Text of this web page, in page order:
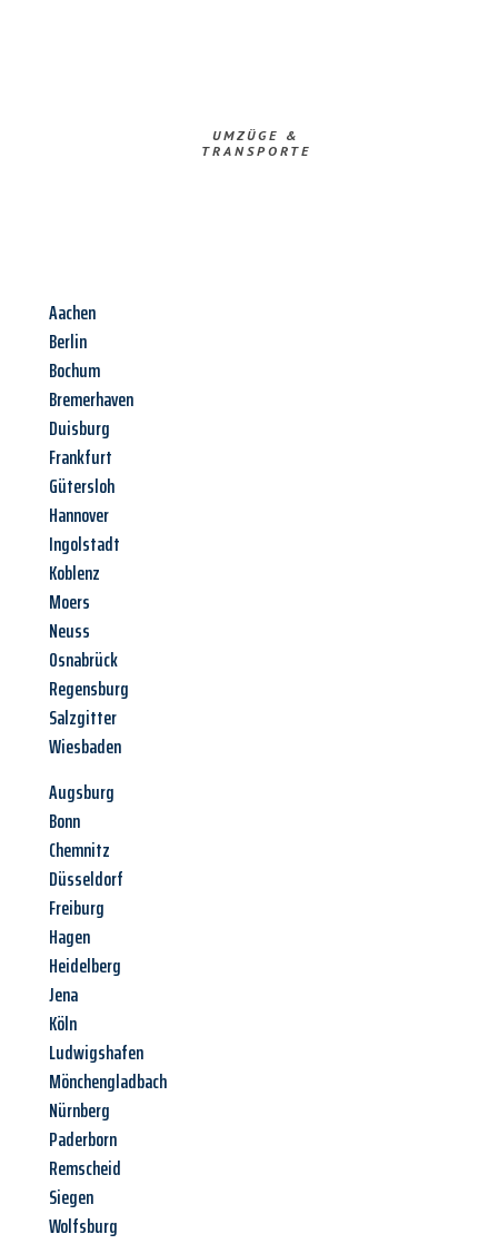
UMZÜGE &
TRANSPORTE
Aachen
Berlin
Bochum
Bremerhaven
Duisburg
Frankfurt
Gütersloh
Hannover
Ingolstadt
Koblenz
Moers
Neuss
Osnabrück
Regensburg
Salzgitter
Wiesbaden
Augsburg
Bonn
Chemnitz
Düsseldorf
Freiburg
Hagen
Heidelberg
Jena
Köln
Ludwigshafen
Mönchengladbach
Nürnberg
Paderborn
Remscheid
Siegen
Wolfsburg